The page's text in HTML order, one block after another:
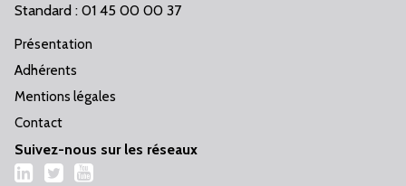
Standard : 01 45 00 00 37
Présentation
Adhérents
Mentions légales
Contact
Suivez-nous sur les réseaux
LinkedIn
TwitterYouTube